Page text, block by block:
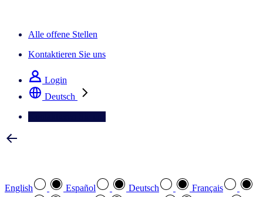
Alle offene Stellen
Kontaktieren Sie uns
Login
Deutsch
English Español Deutsch
Français